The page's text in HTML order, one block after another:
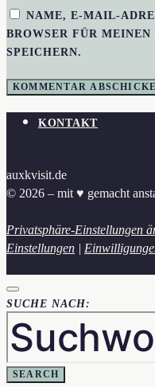
NAME, E-MAIL-
BROWSER FÜR
SPEICHERN.
KONTAKT
auxkvisit.de
© 2026 – mit ♥︎ gemacht
Privatsphäre-Einstellungen
Einstellungen |
SUCHE NACH:
SEARCH